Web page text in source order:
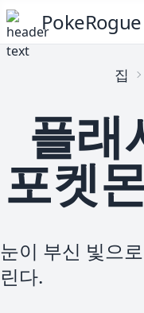
집
플래
포켓
눈이 부신 빛으
린다.